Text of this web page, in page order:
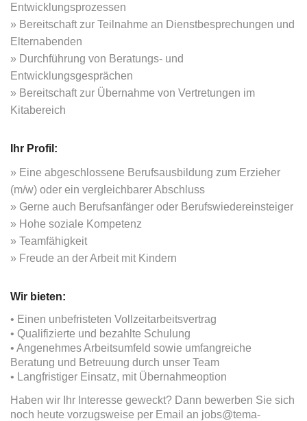
Entwicklungsprozessen
Bereitschaft zur Teilnahme an Dienstbesprechungen und
Elternabenden
Durchführung von Beratungs- und
Entwicklungsgesprächen
Bereitschaft zur Übernahme von Vertretungen im
Kitabereich
Ihr Profil:
Eine abgeschlossene Berufsausbildung zum Erzieher
(m/w) oder ein vergleichbarer Abschluss
Gerne auch Berufsanfänger oder Berufswiedereinsteiger
Hohe soziale Kompetenz
Teamfähigkeit
Freude an der Arbeit mit Kindern
Wir bieten:
• Einen unbefristeten Vollzeitarbeitsvertrag
• Qualifizierte und bezahlte Schulung
• Angenehmes Arbeitsumfeld sowie umfangreiche
Beratung und Betreuung durch unser Team
• Langfristiger Einsatz, mit Übernahmeoption
Haben wir Ihr Interesse geweckt? Dann bewerben Sie sich
noch heute vorzugsweise per Email an jobs@tema-